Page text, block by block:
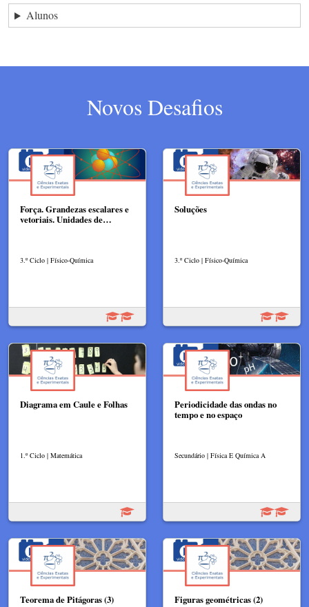
Alunos
Novos Desafios
Força. Grandezas escalares e
vetoriais. Unidades de…
3.º Ciclo | Físico-Química
Soluções
3.º Ciclo | Físico-Química
Diagrama em Caule e Folhas
1.º Ciclo | Matemática
Periodicidade das ondas no
tempo e no espaço
Secundário | Física E Química A
Teorema de Pitágoras (3) Figuras geométricas (2)